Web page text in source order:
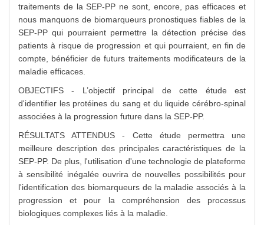
traitements de la SEP-PP ne sont, encore, pas efficaces et
nous manquons de biomarqueurs pronostiques fiables de la
SEP-PP qui pourraient permettre la détection précise des
patients à risque de progression et qui pourraient, en fin de
compte, bénéficier de futurs traitements modificateurs de la
maladie efficaces.
OBJECTIFS - L’objectif principal de cette étude est
d'identifier les protéines du sang et du liquide cérébro-spinal
associées à la progression future dans la SEP-PP.
RÉSULTATS ATTENDUS - Cette étude permettra une
meilleure description des principales caractéristiques de la
SEP-PP. De plus, l'utilisation d'une technologie de plateforme
à sensibilité inégalée ouvrira de nouvelles possibilités pour
l'identification des biomarqueurs de la maladie associés à la
progression et pour la compréhension des processus
biologiques complexes liés à la maladie.